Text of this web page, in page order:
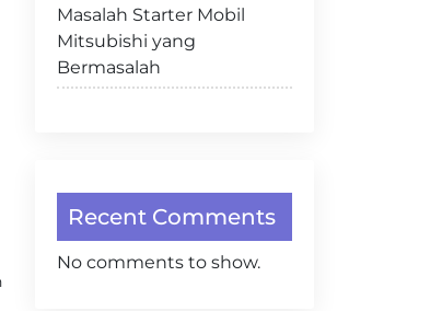
Masalah Starter Mobil
Mitsubishi yang
Bermasalah
Recent Comments
No comments to show.